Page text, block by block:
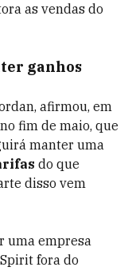
as vendas do
ganhos
afirmou, em
fim de maio, que
manter uma
do que
disso vem
uma empresa
fora do